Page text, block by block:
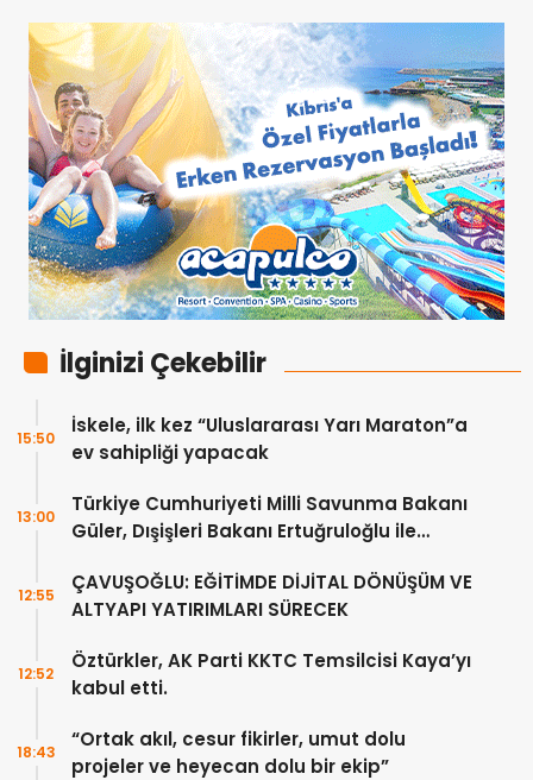
İlginizi Çekebilir
İskele, ilk kez “Uluslararası Yarı Maraton”a
ev sahipliği yapacak
15:50
Türkiye Cumhuriyeti Milli Savunma Bakanı
Güler, Dışişleri Bakanı Ertuğruloğlu ile
13:00
ÇAVUŞOĞLU: EĞİTİMDE DİJİTAL DÖNÜŞÜM VE
ALTYAPI YATIRIMLARI SÜRECEK
12:55
Öztürkler, AK Parti KKTC Temsilcisi Kaya’yı
kabul etti.
12:52
“Ortak akıl, cesur fikirler, umut dolu
projeler ve heyecan dolu bir ekip”
18:43